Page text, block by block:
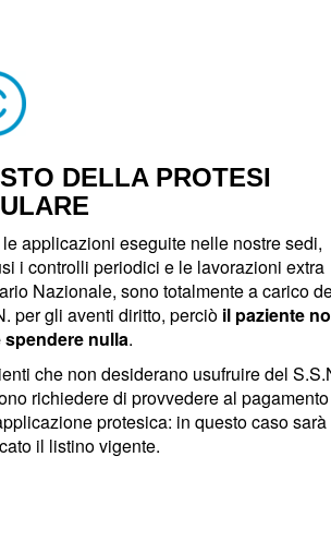
DELLA PROTESI
le applicazioni eseguite nelle nostre sedi,
i controlli periodici e le lavorazioni extra
Nazionale, sono totalmente a carico
per gli aventi diritto, perciò il paziente
spendere nulla.
che non desiderano usufruire del
richiedere di provvedere al pagamento
protesica: in questo caso sarà
il listino vigente.